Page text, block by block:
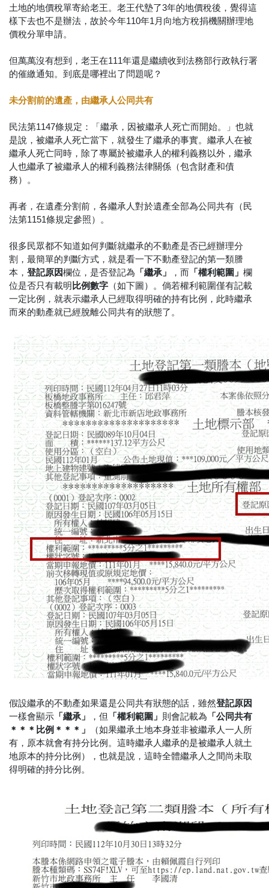
土地的地價稅單寄給老王。老王代墊了3年的地價稅後，覺得這
樣下去也不是辦法，故於今年110年1月向地方稅捐機關辦理地
價稅分單申請。
但萬萬沒有想到，老王在111年還是繼續收到法務部行政執行署
的催繳通知。到底是哪裡出了問題呢？
未分割前的遺產，由繼承人公同共有
民法第1147條規定：「繼承，因被繼承人死亡而開始。」也就
是說，被繼承人死亡當下，就發生了繼承的事實。繼承人在被
繼承人死亡同時，除了專屬於被繼承人的權利義務以外，繼承
人也繼承了被繼承人的權利義務法律關係（包含財產和債
務）。
再者，在遺產分割前，各繼承人對於遺產全部為公同共有（民
法第1151條規定參照）。
很多民眾都不知道如何判斷就繼承的不動產是否已經辦理分
割，最簡單的判斷方式，就是看一下不動產登記的第一類謄
本， 登記原因欄位，是否登記為 「繼承」 ，而 「權利範圍」 欄
位是否只有載明 比例數字 （如下圖）。倘若權利範圍僅有記載
一定比例，就表示繼承人已經取得明確的持有比例，此時繼承
而來的動產就已經脫離公同共有的狀態了。
假設繼承的不動產如果還是公同共有狀態的話，雖然登記原因
一樣會顯示 「繼承」 ，但 「權利範圍」 則會記載為 「公同共有
＊＊＊比例＊＊＊」
（如果繼承土地本身並非被繼承人一人所
有，原本就會有持分比例。這時繼承人繼承的是被繼承人就土
地原本的持分比例），也就是說，這時全體繼承人之間尚未取
得明確的持分比例。